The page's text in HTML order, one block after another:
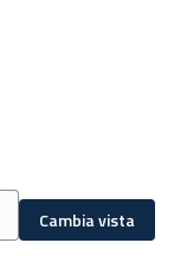
Cambia vista